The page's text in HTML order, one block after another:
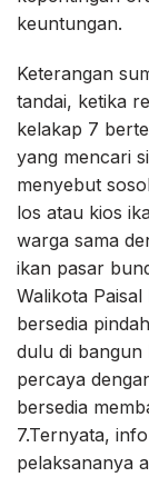
keuntungan.
Keterangan
tandai, ketika
kelakap 7
yang mencari
menyebut
los atau kios
warga sama
ikan pasar
Walikota
bersedia
dulu di bangun
percaya
bersedia
7.Ternyata,
pelaksananya